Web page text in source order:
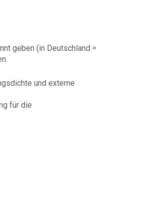
geben (in Deutschland =
und externe
für die